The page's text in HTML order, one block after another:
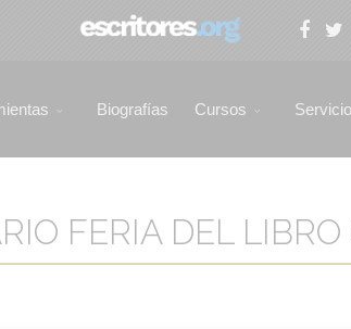
Biografías Cursos
FERIA DEL